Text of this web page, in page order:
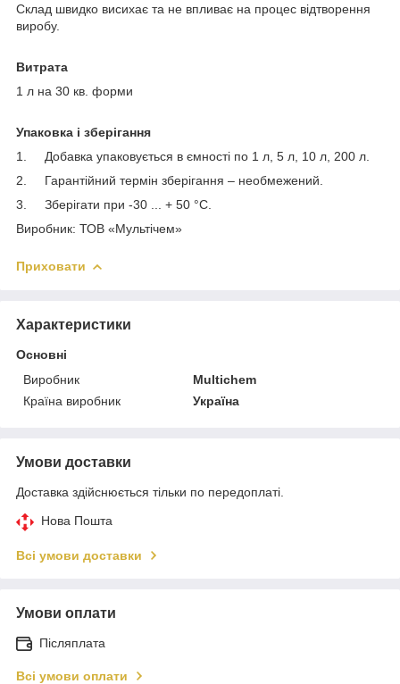
Склад швидко висихає та не впливає на процес відтворення
виробу.
Витрата
1 л на 30 кв. форми
Упаковка і зберігання
1. Добавка упаковується в ємності по 1 л, 5 л, 10 л, 200 л.
2. Гарантійний термін зберігання – необмежений.
3. Зберігати при -30 ... + 50 °С.
Виробник: ТОВ «Мультічем»
Приховати
Характеристики
Основні
Виробник
Multichem
Країна виробник
Україна
Умови доставки
Доставка здійснюється тільки по передоплаті.
Нова Пошта
Всі умови доставки
Умови оплати
Післяплата
Всі умови оплати